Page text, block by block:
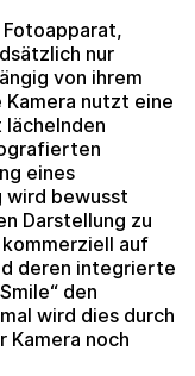
Fotoapparat,
nur
von ihrem
Kamera nutzt eine
eines
wird bewusst
Darstellung zu
auf
deren integrierte
den
wird dies durch
Kamera noch